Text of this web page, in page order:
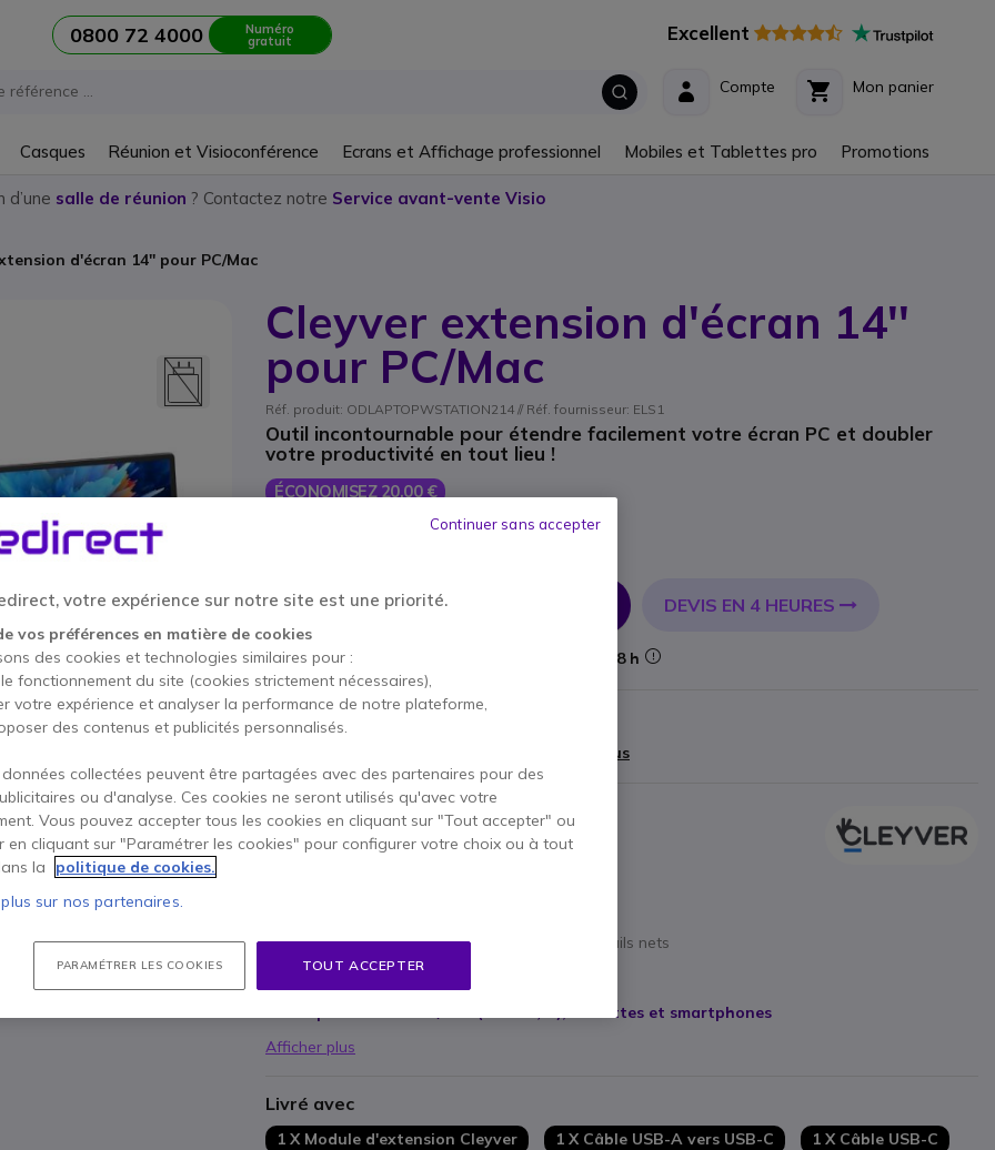
0800 72 4000 Numéro
gratuit Excellent
Mon panier
Compte
Casques Réunion et Visioconférence Ecrans et Affichage professionnel Mobiles et Tablettes pro Promotions
d’une salle de réunion ? Contactez notre Service avant-vente Visio
d'écran 14'' pour PC/Mac
Cleyver extension d'écran 14''
pour PC/Mac
Réf. produit: ODLAPTOPWSTATION214 // Réf. fournisseur: ELS1
Outil incontournable pour étendre facilement votre écran PC et doubler
votre productivité en tout lieu !
ÉCONOMISEZ 20,00 €
AJOUTER AU PANIER DEVIS EN 4 HEURES
51 produits 24/48 h
2 ans de garantie
Afficher plus
Points Forts
Configuration double écran instantanée !
Affichage Full HD : couleurs éclatantes et détails nets
Ajustable en hauteur : meilleur confort visuel
Socle arrière robuste pour un support stable
), tablettes et smartphones
Afficher plus
Livré avec
1 X Module d'extension Cleyver 1 X Câble USB-A vers USB-C
1 X Câble USB-C
votre expérience sur notre site est une priorité.
vos préférences en matière de cookies
des cookies et technologies similaires pour :
fonctionnement du site (cookies strictement nécessaires),
votre expérience et analyser la performance de notre plateforme,
des contenus et publicités personnalisés.
collectées peuvent être partagées avec des partenaires pour des
ou d'analyse. Ces cookies ne seront utilisés qu'avec votre
Vous pouvez accepter tous les cookies en cliquant sur "Tout accepter" ou
en cliquant sur "Paramétrer les cookies" pour configurer votre choix ou à tout
la
politique de cookies.
sur nos partenaires.
PARAMÉTRER LES COOKIES TOUT ACCEPTER
Continuer sans accepter